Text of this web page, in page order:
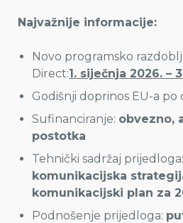
Najvažnije informacije:
Novo programsko
Direct:1. siječnja 2026. –
Godišnji doprinos EU-a po
Sufinanciranje: obvezno,
postotka
Tehnički sadržaj prijedloga:
komunikacijska
komunikacijski plan za
Podnošenje prijedloga: